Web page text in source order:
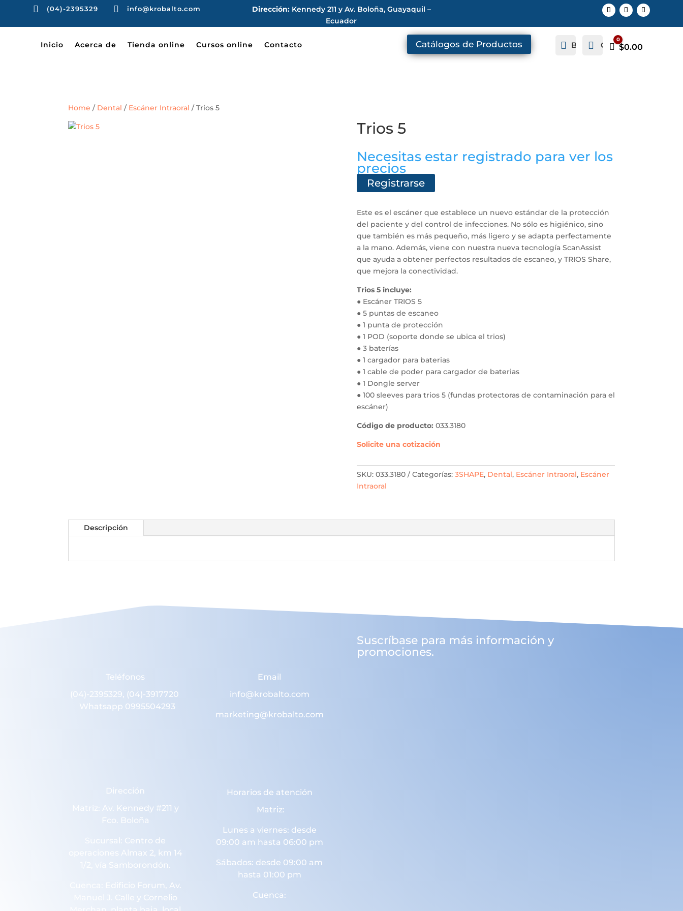
 (04)-2395329  info@krobalto.com Dirección:Kennedy 211 y Av. Boloña, Guayaquil –
Ecuador
Inicio Acerca de Tienda online Cursos online Contacto Catálogos de Productos  Buscar
 Cuenta
Carro
0
$0.00
Home / Dental / Escáner Intraoral / Trios 5
Trios 5
Necesitas estar registrado para ver los
precios
Registrarse
Este es el escáner que establece un nuevo estándar de la protección
del paciente y del control de infecciones. No sólo es higiénico, sino
que también es más pequeño, más ligero y se adapta perfectamente
a la mano. Además, viene con nuestra nueva tecnología ScanAssist
que ayuda a obtener perfectos resultados de escaneo, y TRIOS Share,
que mejora la conectividad.
Trios 5 incluye:
● Escáner TRIOS 5
● 5 puntas de escaneo
● 1 punta de protección
● 1 POD (soporte donde se ubica el trios)
● 3 baterías
● 1 cargador para baterias
● 1 cable de poder para cargador de baterias
● 1 Dongle server
● 100 sleeves para trios 5 (fundas protectoras de contaminación para el
escáner)
Código de producto: 033.3180
Solicite una cotización
SKU: 033.3180 Categorías: 3SHAPE, Dental, Escáner Intraoral, Escáner
Intraoral
Descripción
Teléfonos
(04)-2395329, (04)-3917720
Whatsapp 0995504293
Dirección
Matriz: Av. Kennedy #211 y
Fco. Boloña
Sucursal: Centro de
operaciones Almax 2, km 14
1/2, vía Samborondón.
Cuenca: Edificio Forum, Av.
Manuel J. Calle y Cornelio
Email
info@krobalto.com
marketing@krobalto.com
Horarios de atención
Matriz:
Lunes a viernes: desde
09:00 am hasta 06:00 pm
Sábados: desde 09:00 am
hasta 01:00 pm
Cuenca:
Suscríbase para más información y
promociones.